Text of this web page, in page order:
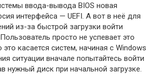
ввода-вывода BIOS новая
интерфейса — UEFI. А вот в неё для
из-за быстрой загрузки войти
просто не успевает это
касается систем, начиная с Windows
ситуации вначале попытайтесь войти
нужный диск при начальной загрузке.